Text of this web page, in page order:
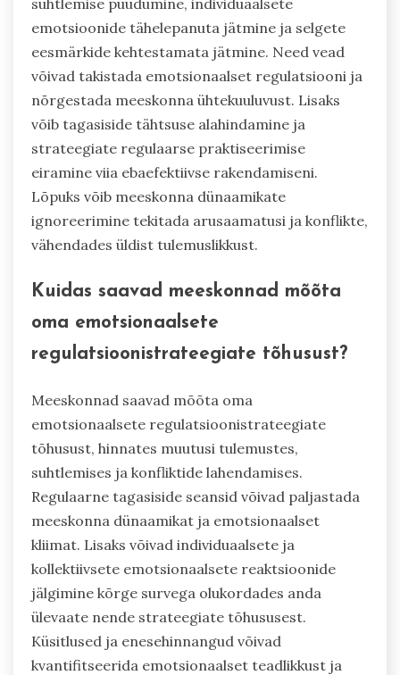
suhtlemise puudumine, individuaalsete
emotsioonide tähelepanuta jätmine ja selgete
eesmärkide kehtestamata jätmine. Need vead
võivad takistada emotsionaalset regulatsiooni ja
nõrgestada meeskonna ühtekuuluvust. Lisaks
võib tagasiside tähtsuse alahindamine ja
strateegiate regulaarse praktiseerimise
eiramine viia ebaefektiivse rakendamiseni.
Lõpuks võib meeskonna dünaamikate
ignoreerimine tekitada arusaamatusi ja konflikte,
vähendades üldist tulemuslikkust.
Kuidas saavad meeskonnad mõõta
oma emotsionaalsete
regulatsioonistrateegiate tõhusust?
Meeskonnad saavad mõõta oma
emotsionaalsete regulatsioonistrateegiate
tõhusust, hinnates muutusi tulemustes,
suhtlemises ja konfliktide lahendamises.
Regulaarne tagasiside seansid võivad paljastada
meeskonna dünaamikat ja emotsionaalset
kliimat. Lisaks võivad individuaalsete ja
kollektiivsete emotsionaalsete reaktsioonide
jälgimine kõrge survega olukordades anda
ülevaate nende strateegiate tõhususest.
Küsitlused ja enesehinnangud võivad
kvantifitseerida emotsionaalset teadlikkust ja